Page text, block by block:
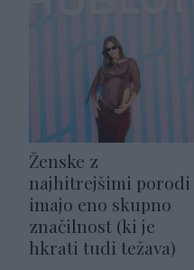
Ženske z
najhitrejšimi porodi
imajo eno skupno
značilnost (ki je
hkrati tudi težava)